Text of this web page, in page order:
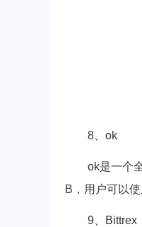
8、ok
ok是一个
B，用户可以
9、Bittrex